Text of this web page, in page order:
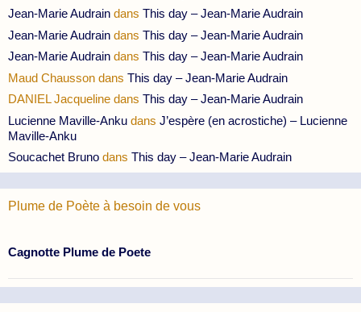
Jean-Marie Audrain dans This day – Jean-Marie Audrain
Jean-Marie Audrain dans This day – Jean-Marie Audrain
Jean-Marie Audrain dans This day – Jean-Marie Audrain
Maud Chausson dans This day – Jean-Marie Audrain
DANIEL Jacqueline dans This day – Jean-Marie Audrain
Lucienne Maville-Anku dans J’espère (en acrostiche) – Lucienne
Maville-Anku
Soucachet Bruno dans This day – Jean-Marie Audrain
Plume de Poète à besoin de vous
Cagnotte Plume de Poete